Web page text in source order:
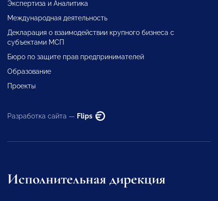
Экспертиза и Аналитика
Международная деятельность
Декларация о взаимодействии крупного бизнеса с
субъектами МСП
Бюро по защите прав предпринимателей
Образование
Проекты
Разработка сайта — Flips
Исполнительная дирекция